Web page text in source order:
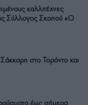
καλλιτέχνες
Σύλλογος Σκοπού «Ο
στο Τορόντο και